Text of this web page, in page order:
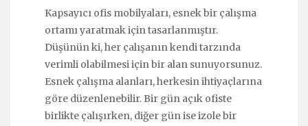
Kapsayıcı ofis mobilyaları, esnek bir çalışma
ortamı yaratmak için tasarlanmıştır.
Düşünün ki, her çalışanın kendi tarzında
verimli olabilmesi için bir alan sunuyorsunuz.
Esnek çalışma alanları, herkesin ihtiyaçlarına
göre düzenlenebilir. Bir gün açık ofiste
birlikte çalışırken, diğer gün ise izole bir